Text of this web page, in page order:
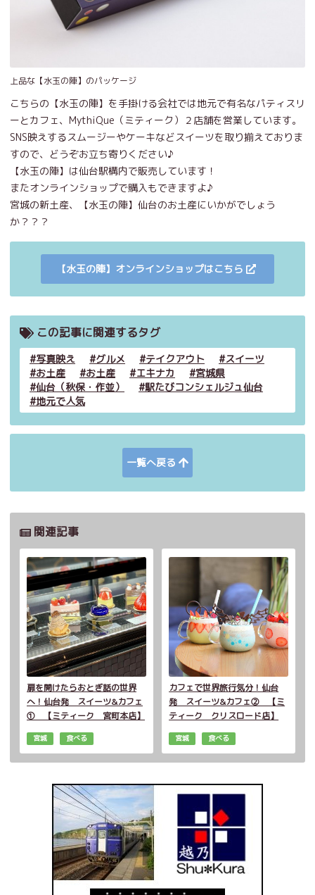
上品な【水玉の陣】のパッケージ
こちらの【水玉の陣】を手掛ける会社では地元で有名なパティスリ
ーとカフェ、MythiQue（ミティーク）２店舗を営業しています。
SNS映えするスムージーやケーキなどスイーツを取り揃えておりま
すので、どうぞお立ち寄りください♪
【水玉の陣】は仙台駅構内で販売しています！
またオンラインショップで購入もできますよ♪
宮城の新土産、【水玉の陣】仙台のお土産にいかがでしょう
か？？？
【水玉の陣】オンラインショップはこちら
この記事に関連するタグ
写真映え グルメ テイクアウト
スイーツ
お土産
お土産 エキナカ
宮城県
仙台（秋保・作並）
駅たびコンシェルジュ仙台
地元で人気
一覧へ戻る
関連記事
扉を開けたらおとぎ話の世界
へ！仙台発 スイーツ&カフェ
① 【ミティーク 宮町本店】
宮城 食べる
カフェで世界旅行気分！仙台
発 スイーツ&カフェ② 【ミ
ティーク クリスロード店】
宮城 食べる